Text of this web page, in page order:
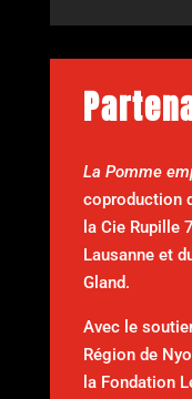
La Pomme
coproduction
la Cie Rupille
Lausanne et
Gland.
Avec le
Région de
la Fondation